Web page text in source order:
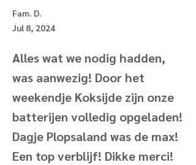
Fam. D.
Jul 8, 2024
Alles wat we nodig hadden,
was aanwezig! Door het
weekendje Koksijde zijn onze
batterijen volledig opgeladen!
Dagje Plopsaland was de max!
Een top verblijf! Dikke merci!